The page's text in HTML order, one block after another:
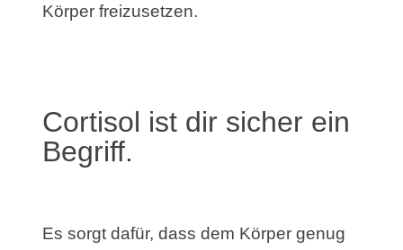
Körper freizusetzen.
Cortisol ist dir sicher ein
Begriff.
Es sorgt dafür, dass dem Körper genug